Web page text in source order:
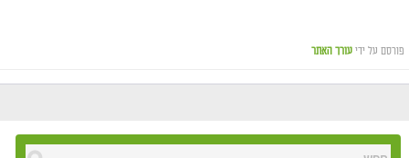
פורסם על ידי עורך האתר